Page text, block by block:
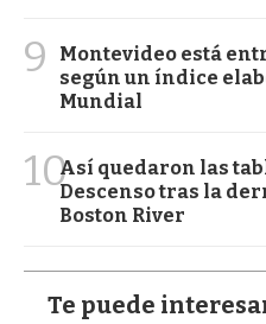
9
Montevideo está
según un índice
Mundial
10Así quedaron las
Descenso tras la
Boston River
Te puede